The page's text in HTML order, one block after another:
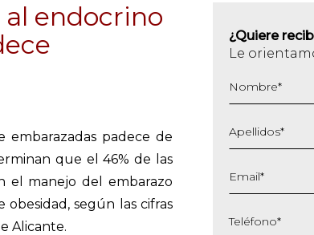
endocrino
padece de
que el 46% de las
el manejo del embarazo
obesidad, según las cifras
Alicante.
¿Quiere
Le
Nombre*
Apellidos*
Email*
Teléfono*